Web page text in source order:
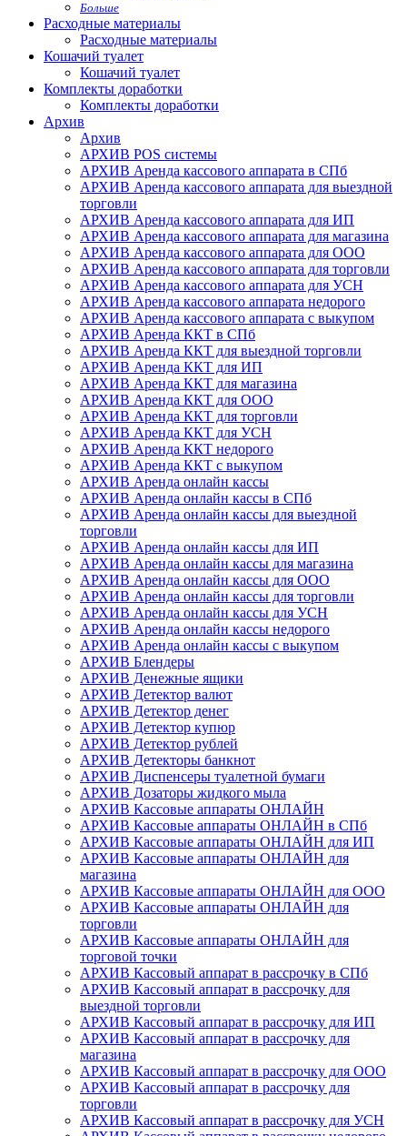
Больше
Расходные материалы
Расходные материалы
Кошачий туалет
Кошачий туалет
Комплекты доработки
Комплекты доработки
Архив
Архив
АРХИВ POS системы
АРХИВ Аренда кассового аппарата в СПб
АРХИВ Аренда кассового аппарата для выездной
торговли
АРХИВ Аренда кассового аппарата для ИП
АРХИВ Аренда кассового аппарата для магазина
АРХИВ Аренда кассового аппарата для ООО
АРХИВ Аренда кассового аппарата для торговли
АРХИВ Аренда кассового аппарата для УСН
АРХИВ Аренда кассового аппарата недорого
АРХИВ Аренда кассового аппарата с выкупом
АРХИВ Аренда ККТ в СПб
АРХИВ Аренда ККТ для выездной торговли
АРХИВ Аренда ККТ для ИП
АРХИВ Аренда ККТ для магазина
АРХИВ Аренда ККТ для ООО
АРХИВ Аренда ККТ для торговли
АРХИВ Аренда ККТ для УСН
АРХИВ Аренда ККТ недорого
АРХИВ Аренда ККТ с выкупом
АРХИВ Аренда онлайн кассы
АРХИВ Аренда онлайн кассы в СПб
АРХИВ Аренда онлайн кассы для выездной
торговли
АРХИВ Аренда онлайн кассы для ИП
АРХИВ Аренда онлайн кассы для магазина
АРХИВ Аренда онлайн кассы для ООО
АРХИВ Аренда онлайн кассы для торговли
АРХИВ Аренда онлайн кассы для УСН
АРХИВ Аренда онлайн кассы недорого
АРХИВ Аренда онлайн кассы с выкупом
АРХИВ Блендеры
АРХИВ Денежные ящики
АРХИВ Детектор валют
АРХИВ Детектор денег
АРХИВ Детектор купюр
АРХИВ Детектор рублей
АРХИВ Детекторы банкнот
АРХИВ Диспенсеры туалетной бумаги
АРХИВ Дозаторы жидкого мыла
АРХИВ Кассовые аппараты ОНЛАЙН
АРХИВ Кассовые аппараты ОНЛАЙН в СПб
АРХИВ Кассовые аппараты ОНЛАЙН для ИП
АРХИВ Кассовые аппараты ОНЛАЙН для
магазина
АРХИВ Кассовые аппараты ОНЛАЙН для ООО
АРХИВ Кассовые аппараты ОНЛАЙН для
торговли
АРХИВ Кассовые аппараты ОНЛАЙН для
торговой точки
АРХИВ Кассовый аппарат в рассрочку в СПб
АРХИВ Кассовый аппарат в рассрочку для
выездной торговли
АРХИВ Кассовый аппарат в рассрочку для ИП
АРХИВ Кассовый аппарат в рассрочку для
магазина
АРХИВ Кассовый аппарат в рассрочку для ООО
АРХИВ Кассовый аппарат в рассрочку для
торговли
АРХИВ Кассовый аппарат в рассрочку для УСН